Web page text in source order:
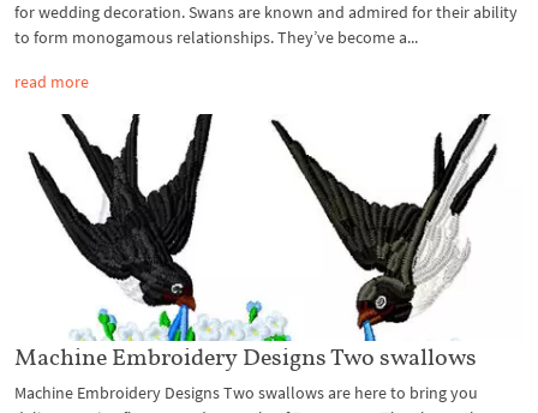
for wedding decoration. Swans are known and admired for their ability
to form monogamous relationships. They’ve become a...
read more
Machine Embroidery Designs Two swallows
Machine Embroidery Designs Two swallows are here to bring you